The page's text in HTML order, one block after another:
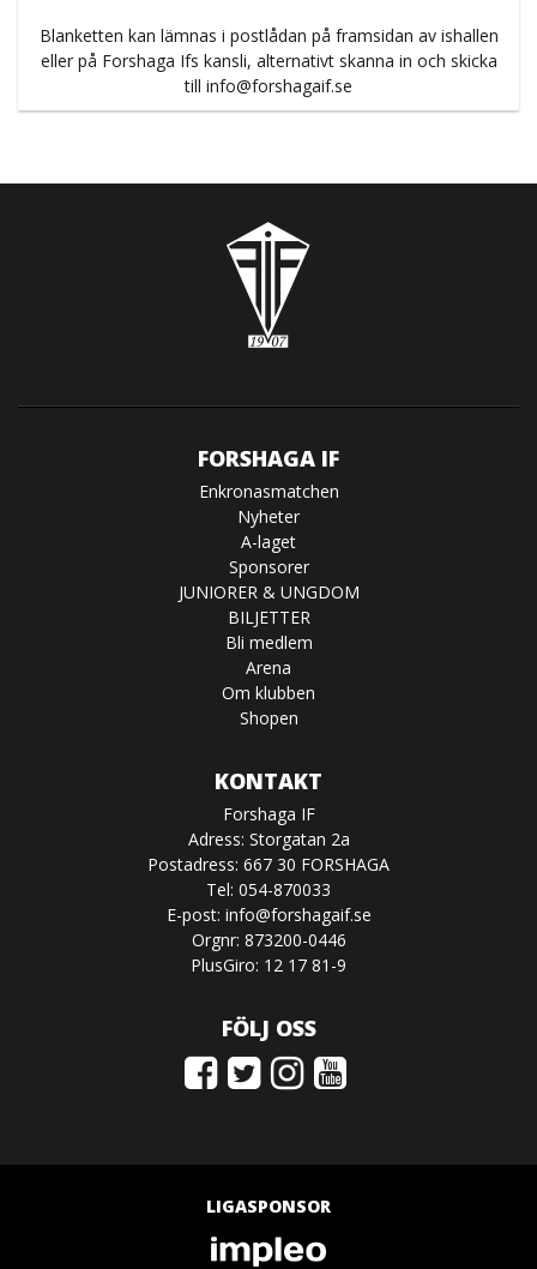
Blanketten kan lämnas i postlådan på framsidan av ishallen
eller på Forshaga Ifs kansli, alternativt skanna in och skicka
till info@forshagaif.se
FORSHAGA IF
Enkronasmatchen
Nyheter
A-laget
Sponsorer
JUNIORER & UNGDOM
BILJETTER
Bli medlem
Arena
Om klubben
Shopen
KONTAKT
Forshaga IF
Adress: Storgatan 2a
Postadress: 667 30 FORSHAGA
Tel: 054-870033
E-post: info@forshagaif.se
Orgnr: 873200-0446
PlusGiro: 12 17 81-9
FÖLJ OSS
LIGASPONSOR